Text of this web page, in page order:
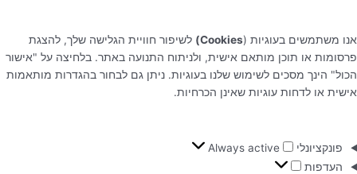
אנו משתמשים בעוגיות (Cookies)
לשיפור חוויית הגלישה שלך, להצגת
פרסומות או תוכן מותאם אישית, ולניתוח התנועה באתר. בלחיצה על "אישור
הכול" הינך מסכים לשימוש שלנו בעוגיות. ניתן גם לבחור בהגדרות מותאמות
אישית או לדחות עוגיות שאינן הכרחיות.
פונקציונלי
Always active
העדפות